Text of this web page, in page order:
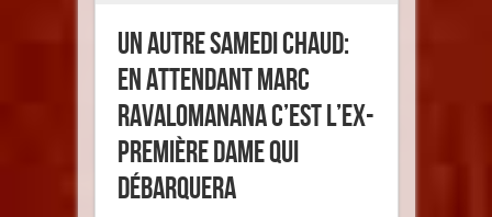
Un autre samedi chaud:
En attendant Marc
Ravalomanana c’est l’ex-
première dame qui
débarquera